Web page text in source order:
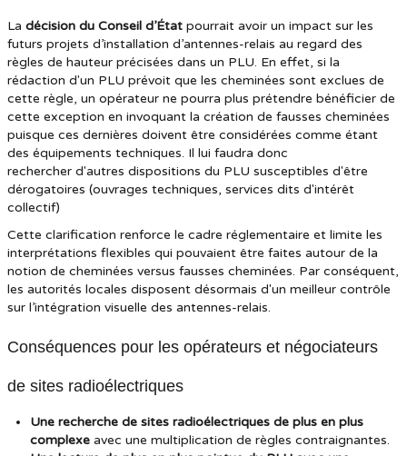
La décision du Conseil d’État pourrait avoir un impact sur les
futurs projets d’installation d’antennes-relais au regard des
règles de hauteur précisées dans un PLU. En effet, si la
rédaction d'un PLU prévoit que les cheminées sont exclues de
cette règle, un opérateur ne pourra plus prétendre bénéficier de
cette exception en invoquant la création de fausses cheminées
puisque ces dernières doivent être considérées comme étant
des équipements techniques. Il lui faudra donc
rechercher d'autres dispositions du PLU susceptibles d'être
dérogatoires (ouvrages techniques, services dits d'intérêt
collectif)
Cette clarification renforce le cadre réglementaire et limite les
interprétations flexibles qui pouvaient être faites autour de la
notion de cheminées versus fausses cheminées. Par conséquent,
les autorités locales disposent désormais d'un meilleur contrôle
sur l’intégration visuelle des antennes-relais.
Conséquences pour les opérateurs et négociateurs
de sites radioélectriques
Une recherche de sites radioélectriques de plus en plus
complexe avec une multiplication de règles contraignantes.